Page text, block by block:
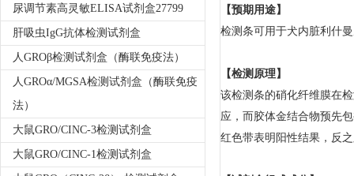
尿调节素高灵敏ELISA试剂盒27799
肝吸虫IgG抗体检测试剂盒
人GROβ检测试剂盒（酶联免疫法）
人GROα/MGSA检测试剂盒（酶联免疫
法）
大鼠GRO/CINC-3检测试剂盒
大鼠GRO/CINC-1检测试剂盒
【预期用途】
检测条可用于犬内脏利什
【检测原理】
该检测条的硝化纤维膜在
应，而胶体金结合物预先
红色带表明阳性结果，反